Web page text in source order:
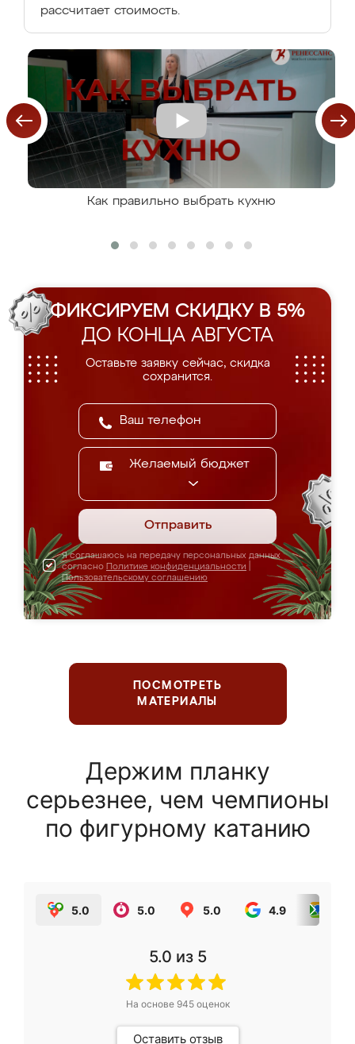
рассчитает стоимость.
Как правильно выбрать кухню
ФИКСИРУЕМ СКИДКУ В 5%
ДО КОНЦА АВГУСТА
Оставьте заявку сейчас, скидка
сохранится.
Желаемый бюджет
Отправить
Я соглашаюсь на передачу персональных данных
согласно Политике конфиденциальности
Пользовательскому соглашению
ПОСМОТРЕТЬ
МАТЕРИАЛЫ
Держим планку
серьезнее, чем чемпионы
по фигурному катанию
5.0 5.0 5.0 4.9
5.0 из 5
На основе 945оценок
Оставить отзыв